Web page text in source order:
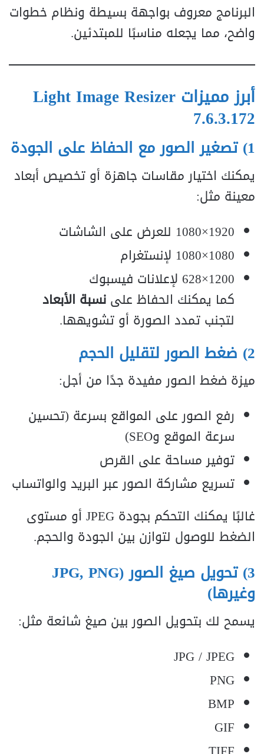
البرنامج معروف بواجهة بسيطة ونظام خطوات
واضح، مما يجعله مناسبًا للمبتدئين.
أبرز مميزات Light Image Resizer
7.6.3.172
1) تصغير الصور مع الحفاظ على الجودة
يمكنك اختيار مقاسات جاهزة أو تخصيص أبعاد
معينة مثل:
1920×1080 للعرض على الشاشات
1080×1080 لإنستغرام
1200×628 لإعلانات فيسبوك
كما يمكنك الحفاظ على نسبة الأبعاد
لتجنب تمدد الصورة أو تشويهها.
2) ضغط الصور لتقليل الحجم
ميزة ضغط الصور مفيدة جدًا من أجل:
رفع الصور على المواقع بسرعة (تحسين
سرعة الموقع وSEO)
توفير مساحة على القرص
تسريع مشاركة الصور عبر البريد والواتساب
غالبًا يمكنك التحكم بجودة JPEG أو مستوى
الضغط للوصول لتوازن بين الجودة والحجم.
3) تحويل صيغ الصور (JPG, PNG
وغيرها)
يسمح لك بتحويل الصور بين صيغ شائعة مثل:
JPG / JPEG
PNG
BMP
GIF